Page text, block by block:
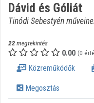
Kategóriák
Intézmények
Közreműködők
Dávid és Góliát
Tinódi Sebestyén
22megtekintés
0.00 (0
Közreműködők
Megosztás